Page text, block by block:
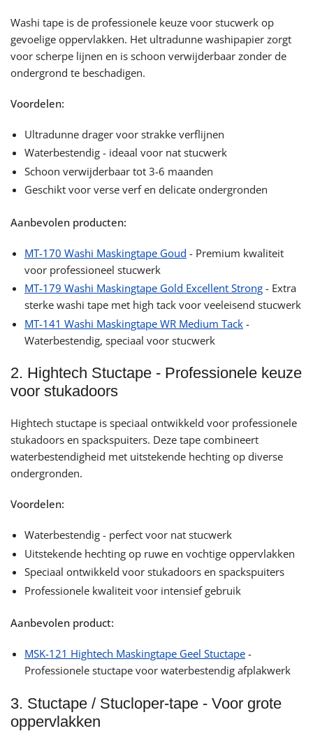
Washi tape is de professionele keuze voor stucwerk op
gevoelige oppervlakken. Het ultradunne washipapier zorgt
voor scherpe lijnen en is schoon verwijderbaar zonder de
ondergrond te beschadigen.
Voordelen:
Ultradunne drager voor strakke verflijnen
Waterbestendig - ideaal voor nat stucwerk
Schoon verwijderbaar tot 3-6 maanden
Geschikt voor verse verf en delicate ondergronden
Aanbevolen producten:
MT-170 Washi Maskingtape Goud - Premium kwaliteit
voor professioneel stucwerk
MT-179 Washi Maskingtape Gold Excellent Strong - Extra
sterke washi tape met high tack voor veeleisend stucwerk
MT-141 Washi Maskingtape WR Medium Tack -
Waterbestendig, speciaal voor stucwerk
2. Hightech Stuctape - Professionele keuze
voor stukadoors
Hightech stuctape is speciaal ontwikkeld voor professionele
stukadoors en spackspuiters. Deze tape combineert
waterbestendigheid met uitstekende hechting op diverse
ondergronden.
Voordelen:
Waterbestendig - perfect voor nat stucwerk
Uitstekende hechting op ruwe en vochtige oppervlakken
Speciaal ontwikkeld voor stukadoors en spackspuiters
Professionele kwaliteit voor intensief gebruik
Aanbevolen product:
MSK-121 Hightech Maskingtape Geel Stuctape -
Professionele stuctape voor waterbestendig afplakwerk
3. Stuctape / Stucloper-tape - Voor grote
oppervlakken